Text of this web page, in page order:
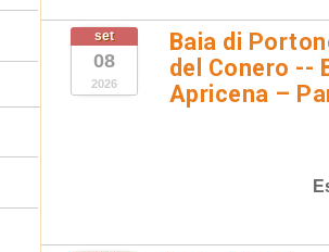
set
08
2026
Baia di
del Conero --
Apricena –